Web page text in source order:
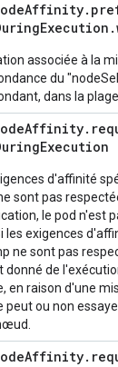
Affinity.
Execution .
associée à la
du
dans la plage
Affinity.
Execution
d'affinité
sont pas
le pod n'est
les exigences
ne sont pas
donné de
en raison d'une
peut ou non
Affinity.